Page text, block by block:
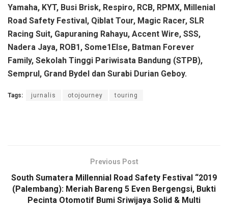
Yamaha, KYT, Busi Brisk, Respiro, RCB, RPMX, Millenial
Road Safety Festival, Qiblat Tour, Magic Racer, SLR
Racing Suit, Gapuraning Rahayu, Accent Wire, SSS,
Nadera Jaya, ROB1, Some1Else, Batman Forever
Family, Sekolah Tinggi Pariwisata Bandung (STPB),
Semprul, Grand Bydel dan Surabi Durian Geboy.
Tags: jurnalis otojourney touring
Previous Post
South Sumatera Millennial Road Safety Festival “2019
(Palembang): Meriah Bareng 5 Even Bergengsi, Bukti
Pecinta Otomotif Bumi Sriwijaya Solid & Multi